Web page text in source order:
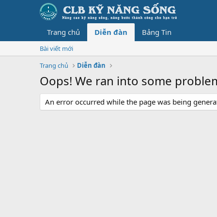
Trang chủ Diễn đàn Bảng Tin
Bài viết mới
Trang chủ
Diễn đàn
Oops! We ran into some
An error occurred while the page was being